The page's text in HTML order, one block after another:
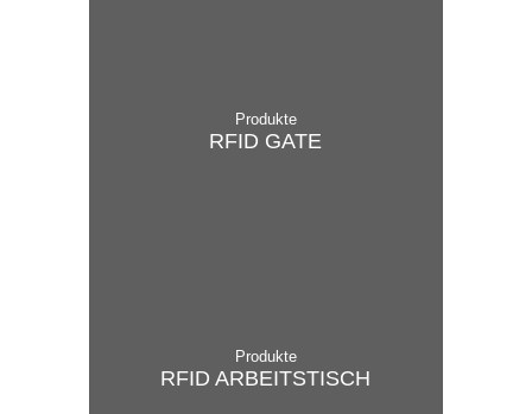
Produkte
RFID GATE
Produkte
RFID ARBEITS­TISCH